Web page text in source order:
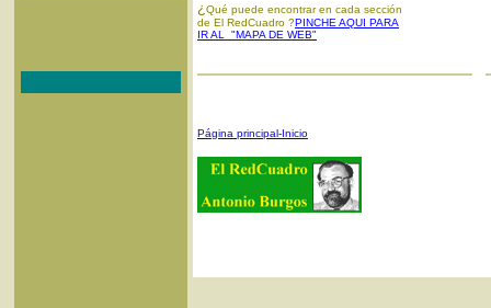
¿ Qué puede encontrar en cada sección
de El RedCuadro ?PINCHE AQUI PARA
IR AL "MAPA DE WEB"
Página principal-Inicio